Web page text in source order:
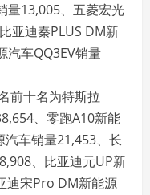
量13,005、五菱宏光
亚迪秦PLUS DM新
汽车QQ3EV销量
前十名为特斯拉
、零跑A10新能
车销量21,453、长
、比亚迪元UP新
迪宋Pro DM新能源